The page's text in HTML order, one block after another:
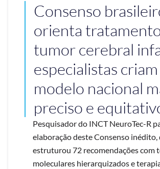
Consenso
orienta
tumor cerebral
especialistas criam
modelo nacional
preciso e
Pesquisador do INCT NeuroTec-R
elaboração deste Consenso inédito,
estruturou 72 recomendações com
moleculares hierarquizados e